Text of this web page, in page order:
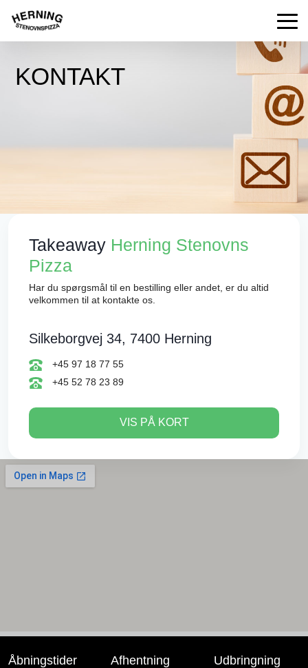
KONTAKT
Takeaway Herning Stenovns
Pizza
Har du spørgsmål til en bestilling eller andet, er du altid
velkommen til at kontakte os.
Silkeborgvej 34, 7400 Herning
+45 97 18 77 55
+45 52 78 23 89
VIS PÅ KORT
Åbningstider Afhentning Udbringning